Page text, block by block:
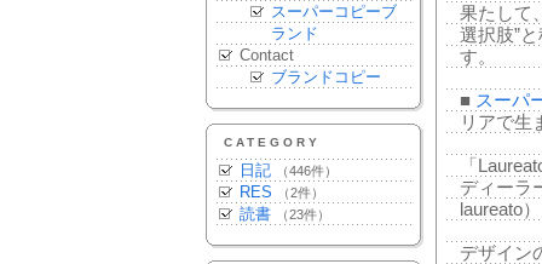
果たして
選択肢”
す。
■ スーパ
リアで生
「
ディーラ
laureato
デザイン
スーパーコピーブ
ランド
Contact
ブランドコピー
CATEGORY
日記 （446件）
RES （2件）
読書 （23件）